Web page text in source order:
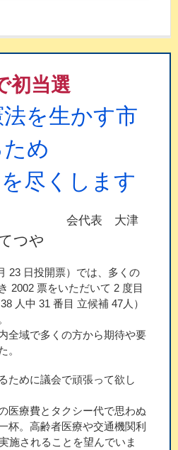
初当選
を生かす市
め
尽くします
会代表 大津
つや
23 日投開票）では、多くの
2002 票をいただいて 2 度目
人中 31 番目 立候補 47人）
全域で多くの方から期待や要
。
ために議会で頑張って欲し
医療費とタクシー代で思わぬ
杯。高齢者医療や交通機関利
施されることを望んでいま